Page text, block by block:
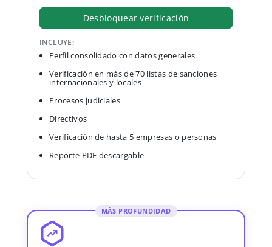
Desbloquear verificación
INCLUYE:
Perfil consolidado con datos generales
Verificación en más de 70 listas de sanciones
internacionales y locales
Procesos judiciales
Directivos
Verificación de hasta 5 empresas o personas
Reporte PDF descargable
MÁS PROFUNDIDAD